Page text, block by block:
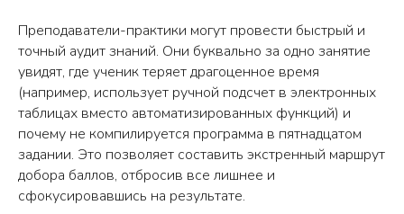
Преподаватели-практики могут провести быстрый и
точный аудит знаний. Они буквально за одно занятие
увидят, где ученик теряет драгоценное время
(например, использует ручной подсчет в электронных
таблицах вместо автоматизированных функций) и
почему не компилируется программа в пятнадцатом
задании. Это позволяет составить экстренный маршрут
добора баллов, отбросив все лишнее и
сфокусировавшись на результате.
Позвоним вам, уточним возраст
ПОМОЖЕМ ВЫБРАТЬ КУРС И
ЗАПИШЕМ НА БЕСПЛАТНОЕ
ВВОДНОЕ ЗАНЯТИЕ
ЗАПИСАТЬСЯ НА ЗАНЯТИЕ